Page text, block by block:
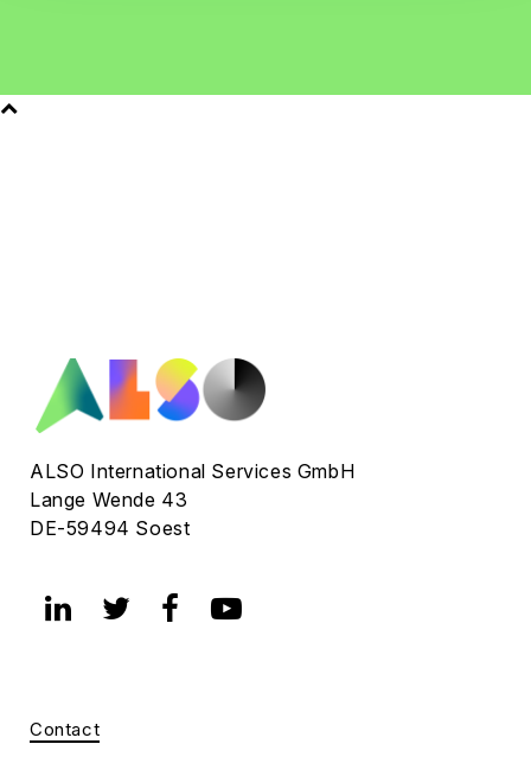
ALSO International Services GmbH
Lange Wende 43
DE-59494 Soest
Contact